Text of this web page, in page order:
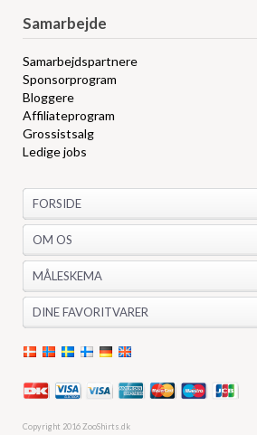
Samarbejde
Samarbejdspartnere
Sponsorprogram
Bloggere
Affiliateprogram
Grossistsalg
Ledige jobs
FORSIDE
OM OS
MÅLESKEMA
DINE FAVORITVARER
Copyright 2016 ZooShirts.dk